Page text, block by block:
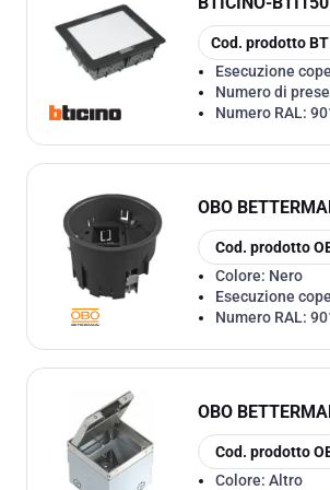
copia
Cod. prodotto
Esecuzione
Numero di
Numero RAL:
OBO
copiaCod. prodotto
Colore: Nero
Esecuzione
Numero RAL:
OBO
copiaCod. prodotto
Colore: Altro